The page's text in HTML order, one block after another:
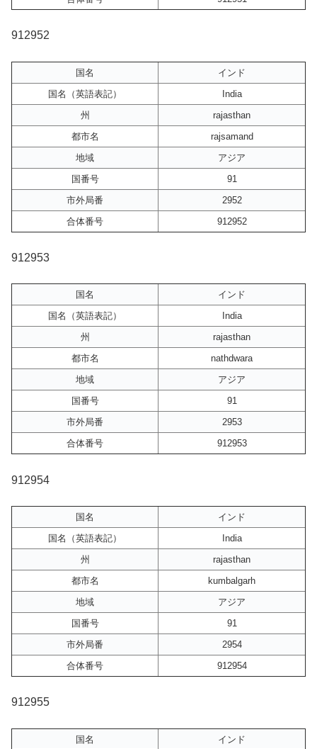
912952
国名
インド
国名（英語表記）
India
州
rajasthan
都市名
rajsamand
地域
アジア
国番号
91
市外局番
2952
合体番号
912952
912953
国名
インド
国名（英語表記）
India
州
rajasthan
都市名
nathdwara
地域
アジア
国番号
91
市外局番
2953
合体番号
912953
912954
国名
インド
国名（英語表記）
India
州
rajasthan
都市名
kumbalgarh
地域
アジア
国番号
91
市外局番
2954
合体番号
912954
912955
国名
インド